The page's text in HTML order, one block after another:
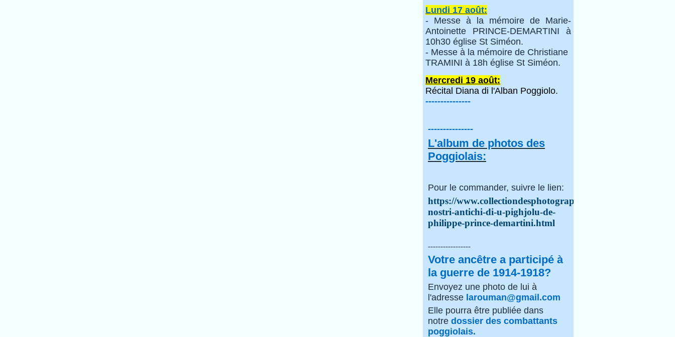
Lundi 17 août:
- Messe à la mémoire de Marie-
Antoinette PRINCE-DEMARTINI à
10h30 église St Siméon.
- Messe à la mémoire de Christiane
TRAMINI à 18h église St Siméon.
Mercredi 19 août:
Récital Diana di l'Alban Poggiolo.
---------------
---------------
L'album de photos des
Poggiolais:
Pour le commander, suivre le lien:
https://www.collectiondesphotographes.com/i-
nostri-antichi-di-u-pighjolu-de-
philippe-prince-demartini.html
-----------------
Votre ancêtre a participé à
la guerre de 1914-1918?
Envoyez une photo de lui à
l'adresse larouman@gmail.com
Elle pourra être publiée dans
notre dossier des combattants
poggiolais.